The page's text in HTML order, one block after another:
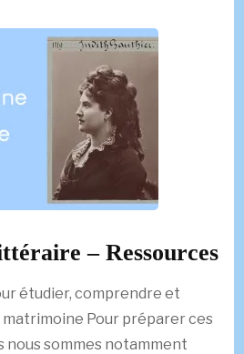
– Ressources
étudier, comprendre et
Pour préparer ces
nous sommes notamment